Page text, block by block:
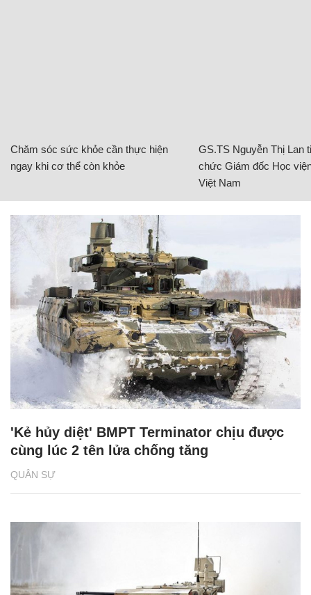
Chăm sóc sức khỏe cần thực hiện
ngay khi cơ thể còn khỏe
GS.TS Nguyễn Thị Lan
chức Giám đốc Học
Việt Nam
QUÂN SỰ
'Kẻ hủy diệt' BMPT Terminator chịu được
cùng lúc 2 tên lửa chống tăng